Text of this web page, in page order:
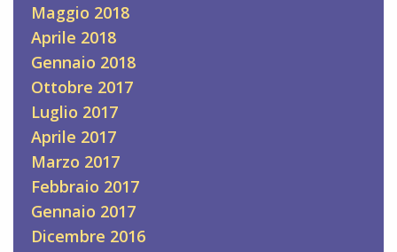
Maggio 2018
Aprile 2018
Gennaio 2018
Ottobre 2017
Luglio 2017
Aprile 2017
Marzo 2017
Febbraio 2017
Gennaio 2017
Dicembre 2016